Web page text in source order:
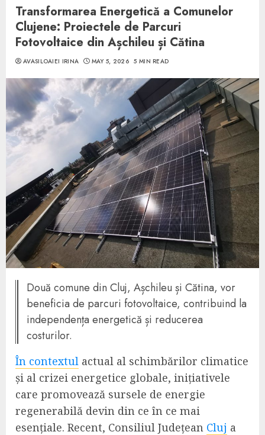
Transformarea Energetică a Comunelor
Clujene: Proiectele de Parcuri
Fotovoltaice din Așchileu și Cătina
AVASILOAIEI IRINA MAY 5, 2026 5 MIN READ
Două comune din Cluj, Așchileu și Cătina, vor
beneficia de parcuri fotovoltaice, contribuind la
independența energetică și reducerea
costurilor.
În contextul actual al schimbărilor climatice
și al crizei energetice globale, inițiativele
care promovează sursele de energie
regenerabilă devin din ce în ce mai
esențiale. Recent, Consiliul Județean Cluj a